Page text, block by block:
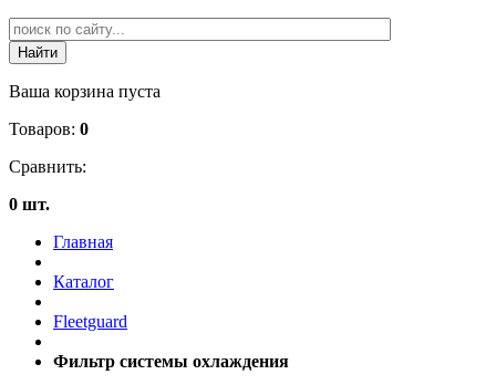
Ваша корзина пуста
Товаров: 0
Сравнить:
0 шт.
Главная
Каталог
Fleetguard
Фильтр системы охлаждения